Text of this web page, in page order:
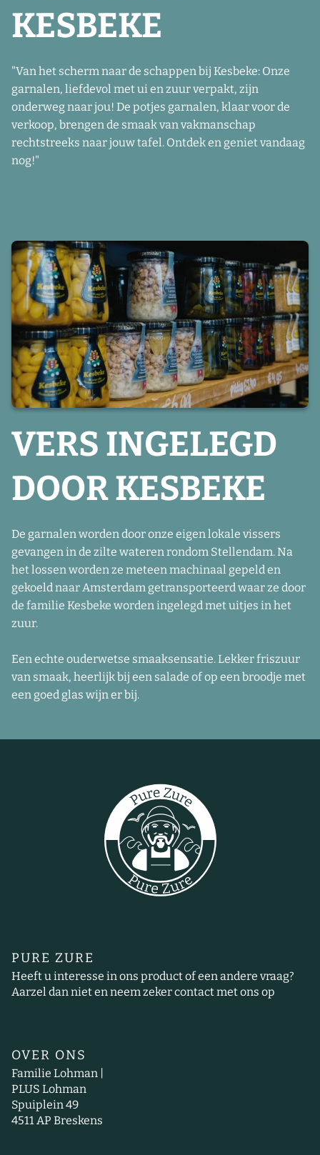
KESBEKE
"Van het scherm naar de schappen bij Kesbeke: Onze
garnalen, liefdevol met ui en zuur verpakt, zijn
onderweg naar jou! De potjes garnalen, klaar voor de
verkoop, brengen de smaak van vakmanschap
rechtstreeks naar jouw tafel. Ontdek en geniet vandaag
nog!"
VERS INGELEGD
DOOR KESBEKE
De garnalen worden door onze eigen lokale vissers
gevangen in de zilte wateren rondom Stellendam. Na
het lossen worden ze meteen machinaal gepeld en
gekoeld naar Amsterdam getransporteerd waar ze door
de familie Kesbeke worden ingelegd met uitjes in het
zuur.
Een echte ouderwetse smaaksensatie. Lekker friszuur
van smaak, heerlijk bij een salade of op een broodje met
een goed glas wijn er bij.
PURE ZURE
Heeft u interesse in ons product of een andere vraag?
Aarzel dan niet en neem zeker contact met ons op
OVER ONS
Familie Lohman |
PLUS Lohman
Spuiplein 49
4511 AP Breskens